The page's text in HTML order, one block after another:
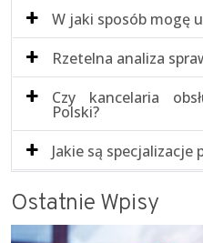
W jaki sposób mogę
Rzetelna analiza
Czy kancelaria
Polski?
Jakie są specjalizacje
Ostatnie Wpisy